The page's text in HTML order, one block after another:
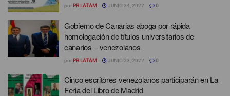
por PR LATAM JUNIO 24, 2022 0
Gobierno de Canarias aboga por rápida
homologación de títulos universitarios de
canarios – venezolanos
por PR LATAM JUNIO 23, 2022 0
Cinco escritores venezolanos participarán en La
Feria del Libro de Madrid